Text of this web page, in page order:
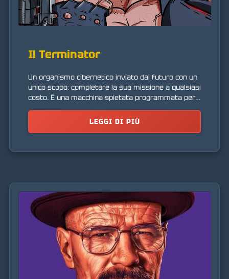
Il Terminator
Un organismo cibernetico inviato dal futuro con un
unico scopo: completare la sua missione a qualsiasi
costo. È una macchina spietata programmata per
LEGGI DI PIÙ